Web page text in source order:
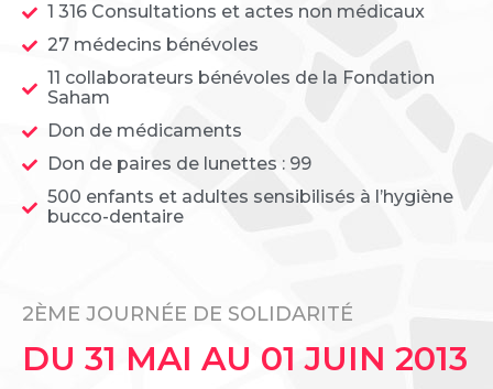
1 316 Consultations et actes non médicaux
27 médecins bénévoles
11 collaborateurs bénévoles de la Fondation
Saham
Don de médicaments
Don de paires de lunettes : 99
500 enfants et adultes sensibilisés à l’hygiène
bucco-dentaire
2ÈME JOURNÉE DE SOLIDARITÉ
DU 31 MAI AU 01 JUIN 2013